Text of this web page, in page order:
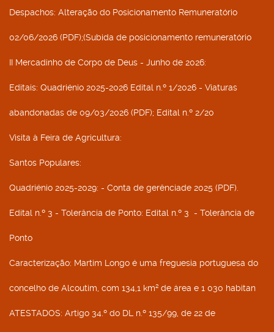
Despachos: Alteração do Posicionamento Remuneratório
02/06/2026 (PDF);(Subida de posicionamento remuneratório
II Mercadinho de Corpo de Deus - Junho de 2026:
Editais: Quadriénio 2025-2026 Edital n.º 1/2026 - Viaturas
abandonadas de 09/03/2026 (PDF); Edital n.º 2/20
Visita à Feira de Agricultura:
Santos Populares:
Quadriénio 2025-2029: - Conta de gerênciade 2025 (PDF).
Edital n.º 3 - Tolerância de Ponto: Edital n.º 3 - Tolerância de
Ponto
Caracterização: Martim Longo é uma freguesia portuguesa do
concelho de Alcoutim, com 134,1 km² de área e 1 030 habitan
ATESTADOS: Artigo 34.º do DL n.º 135/99, de 22 de